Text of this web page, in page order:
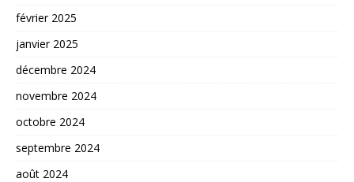
février 2025
janvier 2025
décembre 2024
novembre 2024
octobre 2024
septembre 2024
août 2024